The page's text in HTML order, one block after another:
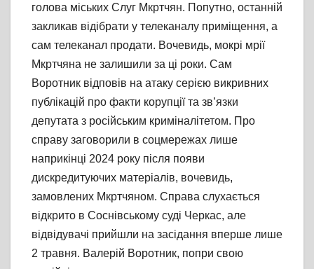
голова міських Слуг Мкртчян. Попутно, останній
закликав відібрати у телеканалу приміщення, а
сам телеканал продати. Вочевидь, мокрі мрії
Мкртчяна не залишили за ці роки. Сам
Воротник відповів на атаку серією викривних
публікацій про факти корупції та зв’язки
депутата з російським криміналітетом. Про
справу заговорили в соцмережах лише
наприкінці 2024 року після появи
дискредитуючих матеріалів, вочевидь,
замовлених Мкртчяном. Справа слухається
відкрито в Соснівському суді Черкас, але
відвідувачі прийшли на засідання вперше лише
2 травня. Валерій Воротник, попри свою